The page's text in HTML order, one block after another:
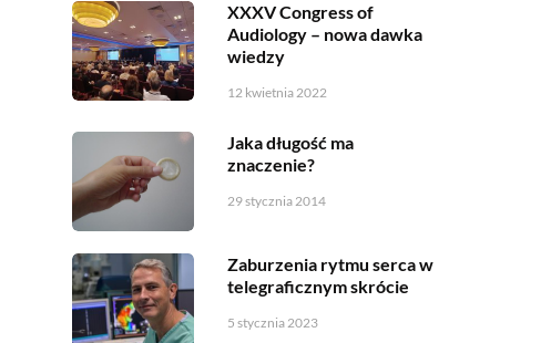
XXXV Congress of
Audiology – nowa dawka
wiedzy
12 kwietnia 2022
Jaka długość ma
znaczenie?
29 stycznia 2014
Zaburzenia rytmu serca w
telegraficznym skrócie
5 stycznia 2023